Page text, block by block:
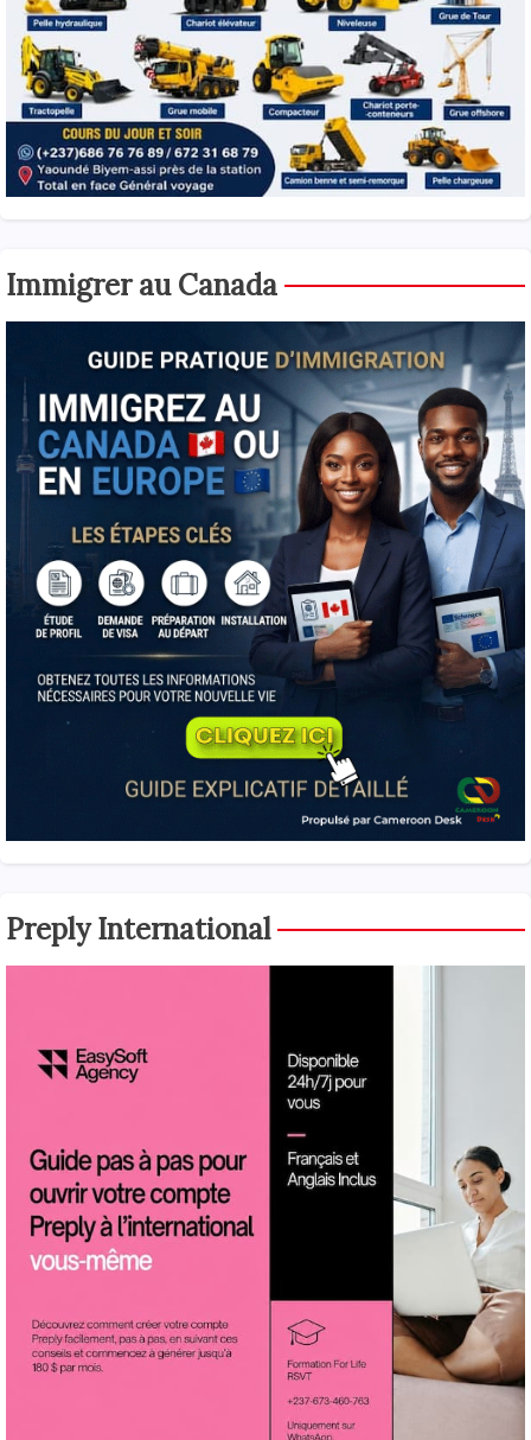
Immigrer au Canada
Preply International